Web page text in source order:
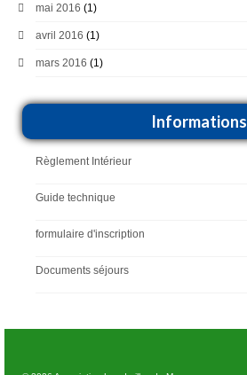
mai 2016 (1)
avril 2016 (1)
mars 2016 (1)
Informations
Règlement Intérieur
Guide technique
formulaire d'inscription
Documents séjours